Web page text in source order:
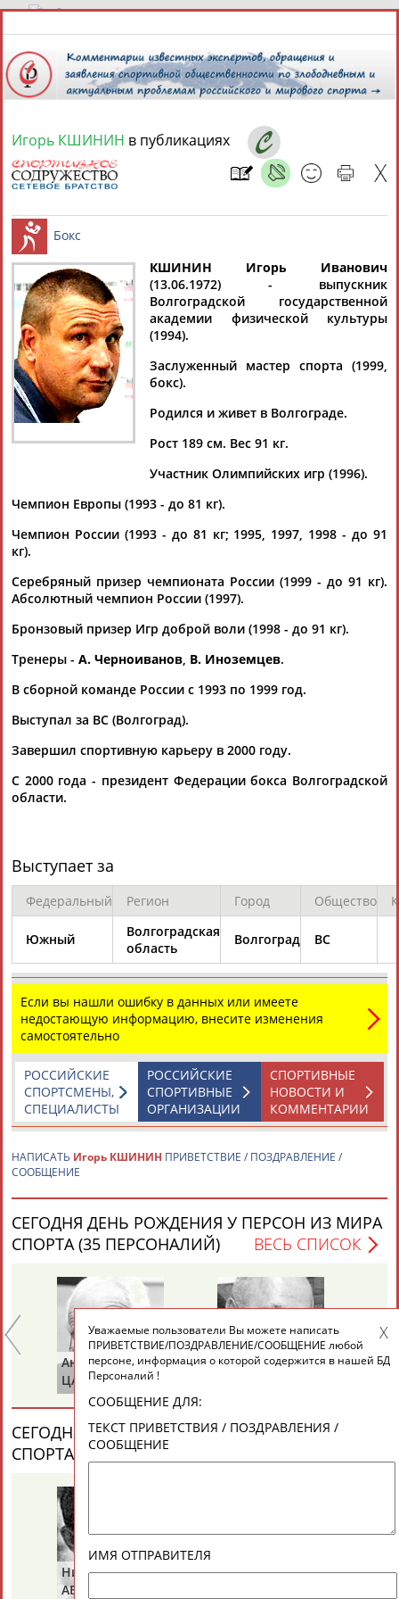
6 августа 2026 года,13:23
Найдено: 13181 Расширенный поиск
Аслаудин
АБАЕВ
Елена
АБАИМОВА
Мария
АБАКУМОВА
Юлия
АБАЛАКИНА
Дмитрий
АБАРЕНОВ
Тамилла
АБАСОВА
АБАЧАРАЕВ
АБАШИДЗЕ
Флюра
БУЛАТОВА
Татьяна
Акжана
АБДРАХМАНОВАБДРАХМАНОВА
АБДУЛАЕВ
Тагир
АБДУЛАЕВ
АБДУЛАЗИЗОВАБДУЛБЕКОВ
Камалудин
АБДУЛДАУДОВ
Абдула
АБДУЛЖАЛИЛОВ
Магомед
АБДУЛКАГИРОВ
Назир
АБДУЛЛАЕВ
ЕЩЁ ПЕРСОНЫ
ТАБЛО АКТИВНОСТИ
ЦЕЛИ ПРОЕКТА
Вопросы сотрудничества и совместной деятельности
Стадион, 1998-2026
Разработка и поддержка ООО НАИТ «Стадион»
Адресов в новостной рассылке: 996
Игорь КШИНИН в публикациях
Бокс
КШИНИН Игорь Иванович
(13.06.1972) - выпускник
Волгоградской государственной
академии физической культуры
(1994).
Заслуженный мастер спорта (1999,
бокс).
Родился и живет в Волгограде.
Рост 189 см. Вес 91 кг.
Участник Олимпийских игр (1996).
Чемпион Европы (1993 - до 81 кг).
Чемпион России (1993 - до 81 кг; 1995, 1997, 1998 - до 91
кг).
Серебряный призер чемпионата России (1999 - до 91 кг).
Абсолютный чемпион России (1997).
Бронзовый призер Игр доброй воли (1998 - до 91 кг).
Тренеры - А. Черноиванов, В. Иноземцев.
В сборной команде России с 1993 по 1999 год.
Выступал за ВС (Волгоград).
Завершил спортивную карьеру в 2000 году.
С 2000 года - президент Федерации бокса Волгоградской
области.
Выступает за
Федеральный Регион Город Общество
Южный
Волгоградская
область
Волгоград ВС
Если вы нашли ошибку в данных или имеете
недостающую информацию, внесите изменения
самостоятельно
СПОРТИВНЫЕ
НОВОСТИ И
КОММЕНТАРИИ
РОССИЙСКИЕ
СПОРТИВНЫЕ
ОРГАНИЗАЦИИ
РОССИЙСКИЕ
СПОРТСМЕНЫ,
СПЕЦИАЛИСТЫ
НАПИСАТЬ Игорь КШИНИН ПРИВЕТСТВИЕ / ПОЗДРАВЛЕНИЕ /
СООБЩЕНИЕ
СЕГОДНЯ ДЕНЬ РОЖДЕНИЯ У ПЕРСОН ИЗ МИРА
СПОРТА (35 ПЕРСОНАЛИЙ)
ВЕСЬ СПИСОК
Анатолий
ЦАРИК
Виктор
СЕГОДНЯ ДЕНЬ ПАМЯТИ У ПЕРСОН ИЗ МИРА
СПОРТА (4 ПЕРСОНАЛИЙ)
Николай
АБРАМОВ
Борис
Уважаемые пользователи Вы можете написать
ПРИВЕТСТВИЕ/ПОЗДРАВЛЕНИЕ/СООБЩЕНИЕ любой
персоне, информация о которой содержится в нашей БД
Персоналий !
СООБЩЕНИЕ ДЛЯ:
ТЕКСТ ПРИВЕТСТВИЯ / ПОЗДРАВЛЕНИЯ /
СООБЩЕНИЕ
ИМЯ ОТПРАВИТЕЛЯ